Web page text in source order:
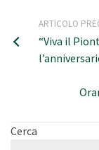
ARTICOLO
“Viva il
Cerca